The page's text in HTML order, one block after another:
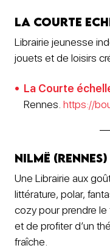
La Courte
Librairie jeunesse
jouets et de loisirs
La Courte
Rennes. https://
Nilmë (Rennes)
Une Librairie aux
littérature, polar,
cozy pour prendre
et de profiter d’un
fraîche.